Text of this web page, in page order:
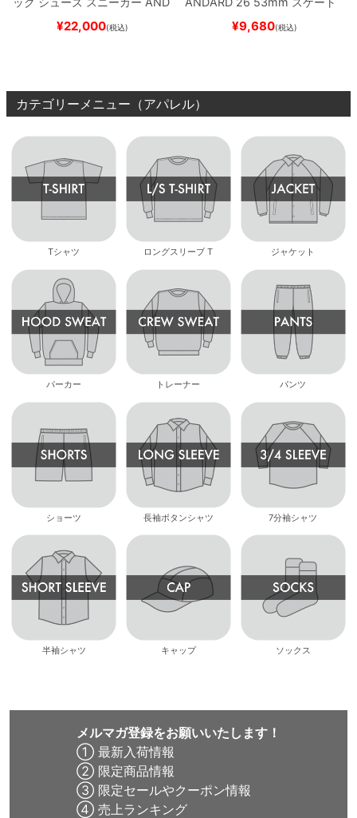
REW REYNOLDS 933
BROWN/BLACKスケート
¥22,000(税込)
ボード スケボー
¥9,680(税込)
カテゴリーメニュー（アパレル）
Tシャツ ロングスリーブ T ジャケット
パーカー トレーナー パンツ
ショーツ 長袖ボタンシャツ 7分袖シャツ
半袖シャツ キャップ ソックス
メルマガ登録をお願いいたします！
① 最新入荷情報
② 限定商品情報
③ 限定セールやクーポン情報
④ 売上ランキング